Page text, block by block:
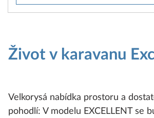
Život v karavanu
Velkorysá nabídka prostoru a
pohodlí: V modelu EXCELLENT se